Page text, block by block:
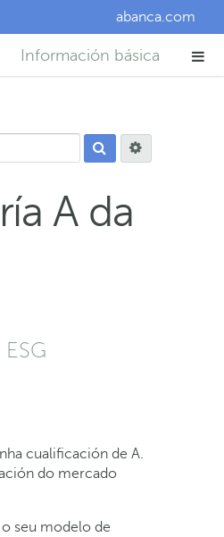
abanca.com
Información básica
A da
cualificación de A.
do mercado
seu modelo de